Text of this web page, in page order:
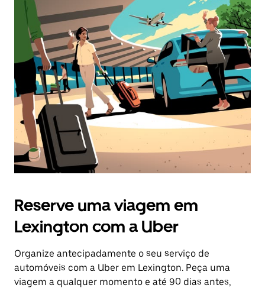
Reserve uma viagem em
Lexington com a Uber
Organize antecipadamente o seu serviço de
automóveis com a Uber em Lexington. Peça uma
viagem a qualquer momento e até 90 dias antes,